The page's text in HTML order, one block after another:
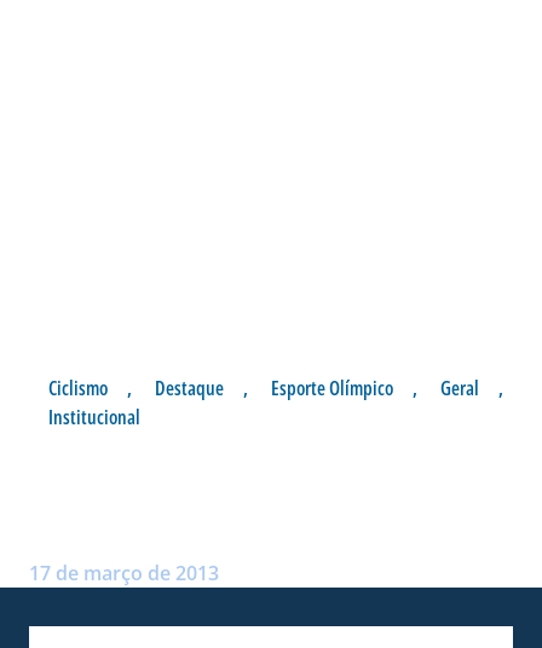
Ciclismo , Destaque , Esporte Olímpico , Geral
,
Institucional
17 de março de 2013